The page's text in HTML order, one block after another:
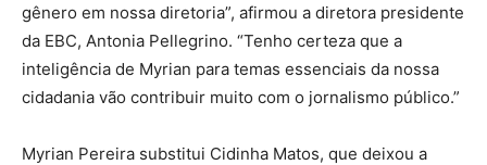
gênero em nossa diretoria”, afirmou a diretora presidente
da EBC, Antonia Pellegrino. “Tenho certeza que a
inteligência de Myrian para temas essenciais da nossa
cidadania vão contribuir muito com o jornalismo público.”
Myrian Pereira substitui Cidinha Matos, que deixou a